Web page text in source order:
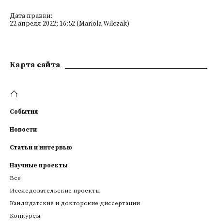
Дата правки:
22 апреля 2022; 16:52 (Mariola Wilczak)
Kарта сайта
События
Новости
Статьи и интервью
Научные проекты
Все
Исследовательские проекты
Кандидатские и докторские диссертации
Конкурсы